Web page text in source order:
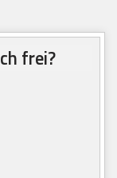
frei?